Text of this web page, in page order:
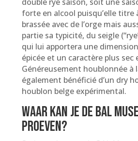
forte en alcool puisqu’elle titre
brassée avec de l’orge mais
partie sa typicité, du seigle
qui lui apportera une
épicée et un caractère plus sec
Généreusement houblonnée à
également bénéficié d’un dry
houblon belge expérimental.​
Waar kan je de BAL
proeven?